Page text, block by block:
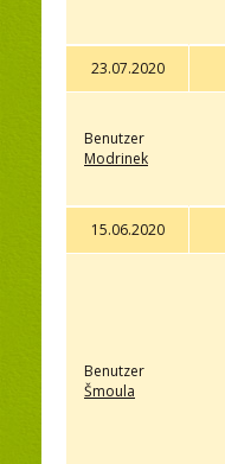
23.07.2020
Benutzer
Modrinek
15.06.2020
Benutzer
Šmoula